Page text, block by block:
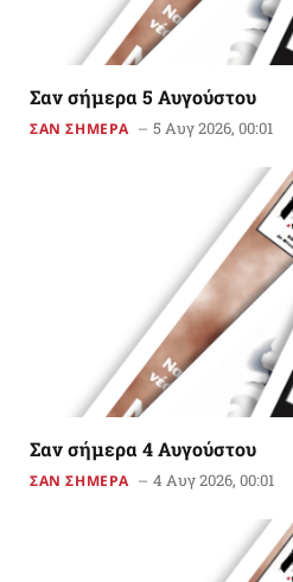
Σαν σήμερα 5 Αυγούστου
ΣΑΝ ΣΗΜΕΡΑ 5 Αυγ 2026, 00:01
Σαν σήμερα 4 Αυγούστου
ΣΑΝ ΣΗΜΕΡΑ 4 Αυγ 2026, 00:01